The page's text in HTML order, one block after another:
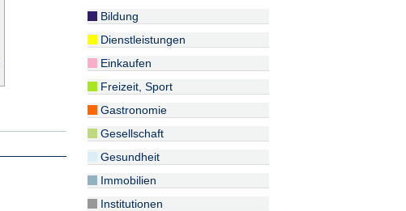
Bildung
Dienstleistungen
Einkaufen
Freizeit, Sport
Gastronomie
Gesellschaft
Gesundheit
Immobilien
Institutionen